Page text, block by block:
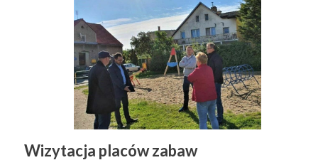
Wizytacja placów zabaw